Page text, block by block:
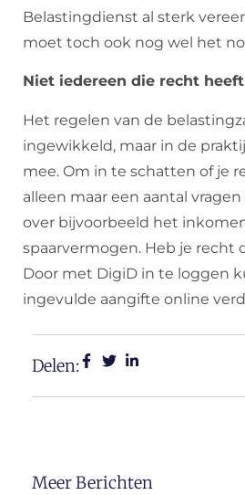
Belastingdienst al sterk
moet toch ook nog wel het
Niet iedereen die recht
Het regelen van de
ingewikkeld, maar in de
mee. Om in te schatten of je
alleen maar een aantal
over bijvoorbeeld het
spaarvermogen. Heb je recht
Door met DigiD in te loggen
ingevulde aangifte online
Delen:
Meer Berichten